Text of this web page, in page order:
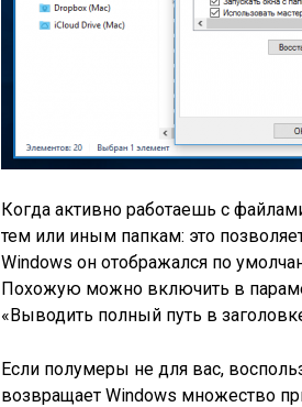
Когда активно работаешь с
тем или иным папкам: это
Windows он отображался по
Похожую можно включить в
«Выводить полный путь в
Если полумеры не для вас,
возвращает Windows множество